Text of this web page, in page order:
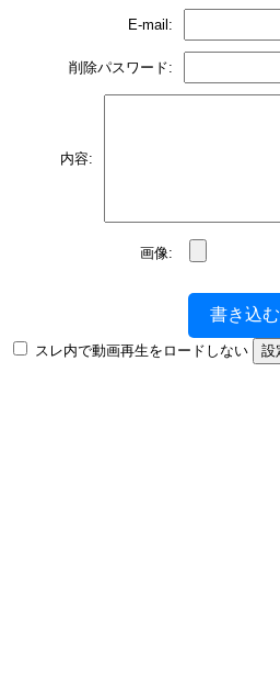
E-mail:
削除パスワード:
内容:
画像:
書き込む
スレ内で動画再生をロードしない